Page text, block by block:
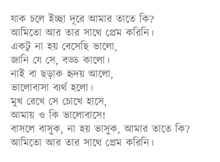
যাক চলে ইচ্ছা দূরে আমার তাতে কি?
আমিতো আর তার সাথে প্রেম করিনি।
একটু না হয় বেসেছি ভালো,
জানি যে সে, বড্ড কালো।
নাই বা ছড়াক হৃদয় আলো,
ভালোবাসা ব্যর্থ হলো।
মুখ রেখে সে চোখে হাসে,
আমায় ও কি ভালোবাসে!
বাসলে বাসুক, না হয় ভাসুক, আমার তাতে কি?
আমিতো আর তার সাথে প্রেম করিনি।